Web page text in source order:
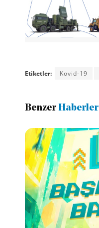
Etiketler: Kovid-19
BenzerHaberler